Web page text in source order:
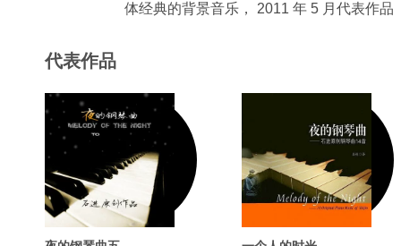
体经典的背景音乐， 2011 年 5 月代表作
代表作品